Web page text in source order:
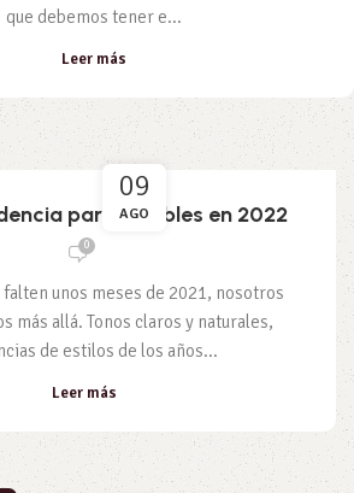
que debemos tener e...
Leer más
09
AGO
para muebles en 2022
0
falten unos meses de 2021, nosotros
más allá. Tonos claros y naturales,
de estilos de los años...
Leer más